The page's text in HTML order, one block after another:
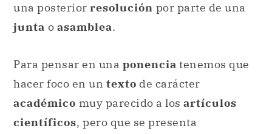
una posterior resolución por parte de una
junta o asamblea.
Para pensar en una ponencia tenemos que
hacer foco en un texto de carácter
académico muy parecido a los artículos
científicos, pero que se presenta